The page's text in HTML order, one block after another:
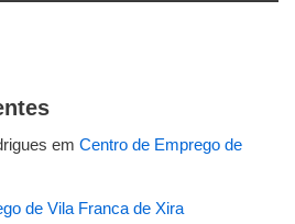
em Centro de Emprego de
de Vila Franca de Xira